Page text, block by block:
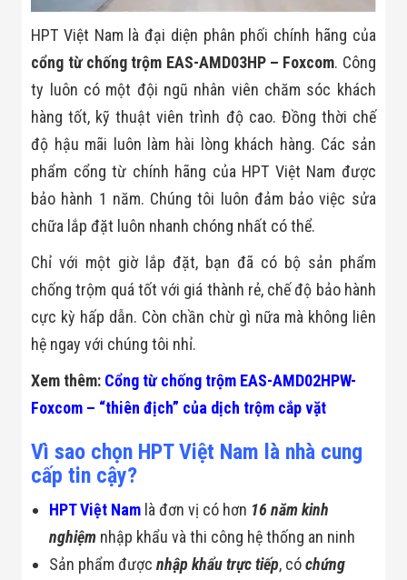
HPT Việt Nam là đại diện phân phối chính hãng của
cổng từ chống trộm EAS-AMD03HP – Foxcom. Công
ty luôn có một đội ngũ nhân viên chăm sóc khách
hàng tốt, kỹ thuật viên trình độ cao. Đồng thời chế
độ hậu mãi luôn làm hài lòng khách hàng. Các sản
phẩm cổng từ chính hãng của HPT Việt Nam được
bảo hành 1 năm. Chúng tôi luôn đảm bảo việc sửa
chữa lắp đặt luôn nhanh chóng nhất có thể.
Chỉ với một giờ lắp đặt, bạn đã có bộ sản phẩm
chống trộm quá tốt với giá thành rẻ, chế độ bảo hành
cực kỳ hấp dẫn. Còn chần chừ gì nữa mà không liên
hệ ngay với chúng tôi nhỉ.
Xem thêm: Cổng từ chống trộm EAS-AMD02HPW-
Foxcom – “thiên địch” của dịch trộm cắp vặt
Vì sao chọn HPT Việt Nam là nhà cung
cấp tin cậy?
HPT Việt Nam là đơn vị có hơn 16 năm kinh
nghiệm nhập khẩu và thi công hệ thống an ninh
Sản phẩm đượcnhập khẩu trực tiếp, cóchứng